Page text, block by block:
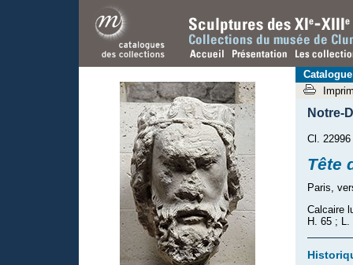
Notre-
Cl. 22996
Tête
Paris,
Calcaire
H. 65 ;
Catalogue